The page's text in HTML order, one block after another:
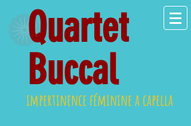
Quartet
Buccal
impertinence féminine a capella